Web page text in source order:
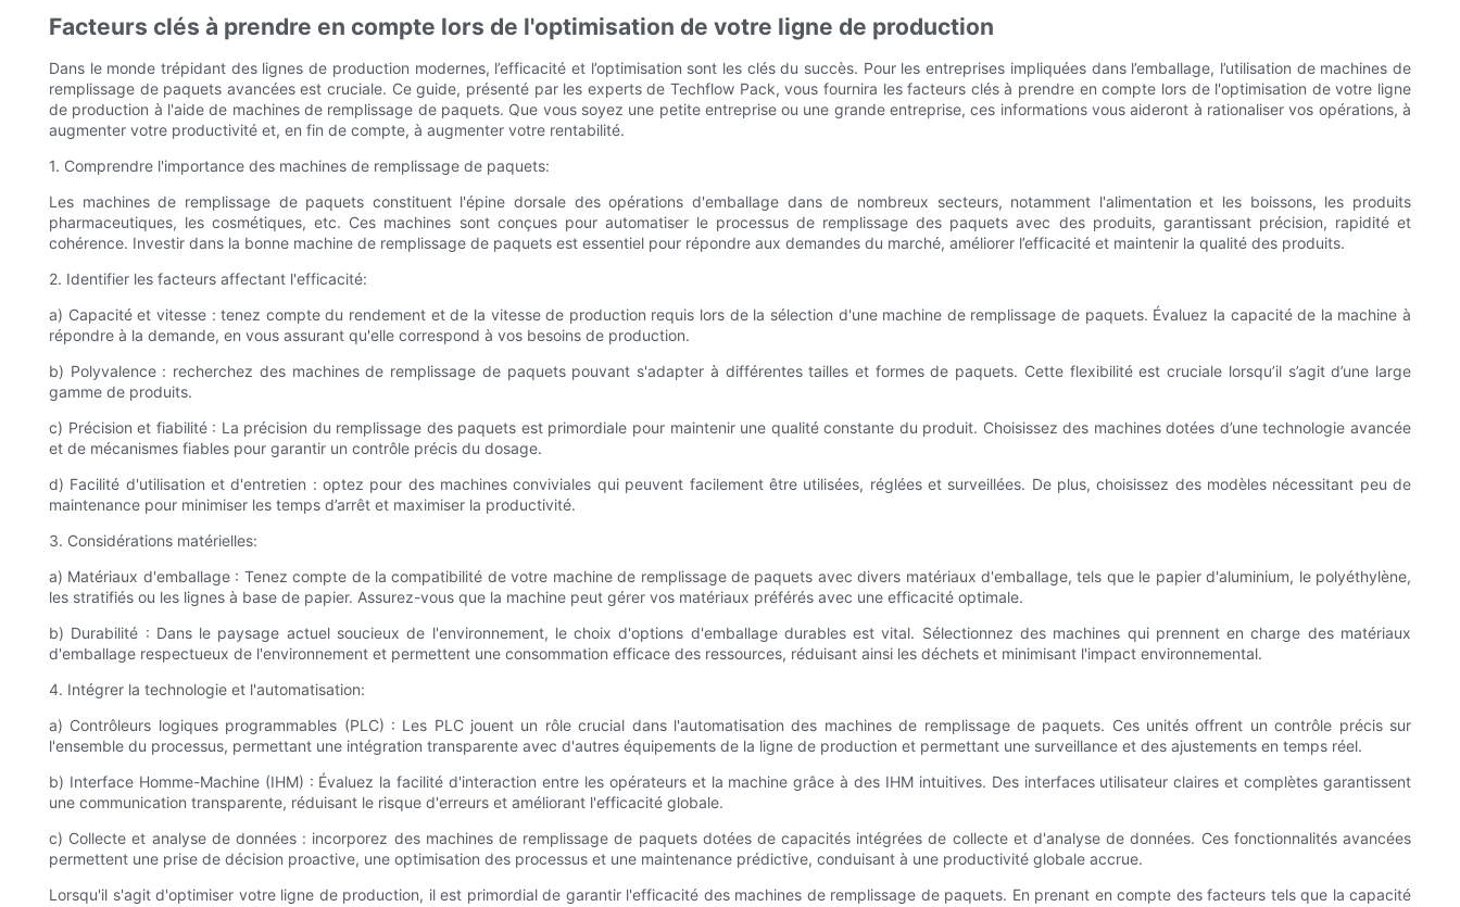
Facteurs clés à prendre en compte lors de l'optimisation de votre ligne de production
Dans le monde trépidant des lignes de production modernes, l’efficacité et l’optimisation sont les clés du succès. Pour les entreprises impliquées dans l’emballage, l’utilisation de machines de
remplissage de paquets avancées est cruciale. Ce guide, présenté par les experts de Techflow Pack, vous fournira les facteurs clés à prendre en compte lors de l'optimisation de votre ligne
de production à l'aide de machines de remplissage de paquets. Que vous soyez une petite entreprise ou une grande entreprise, ces informations vous aideront à rationaliser vos opérations, à
augmenter votre productivité et, en fin de compte, à augmenter votre rentabilité.
1. Comprendre l'importance des machines de remplissage de paquets:
Les machines de remplissage de paquets constituent l'épine dorsale des opérations d'emballage dans de nombreux secteurs, notamment l'alimentation et les boissons, les produits
pharmaceutiques, les cosmétiques, etc. Ces machines sont conçues pour automatiser le processus de remplissage des paquets avec des produits, garantissant précision, rapidité et
cohérence. Investir dans la bonne machine de remplissage de paquets est essentiel pour répondre aux demandes du marché, améliorer l’efficacité et maintenir la qualité des produits.
2. Identifier les facteurs affectant l'efficacité:
a) Capacité et vitesse : tenez compte du rendement et de la vitesse de production requis lors de la sélection d'une machine de remplissage de paquets. Évaluez la capacité de la machine à
répondre à la demande, en vous assurant qu'elle correspond à vos besoins de production.
b) Polyvalence : recherchez des machines de remplissage de paquets pouvant s'adapter à différentes tailles et formes de paquets. Cette flexibilité est cruciale lorsqu’il s’agit d’une large
gamme de produits.
c) Précision et fiabilité : La précision du remplissage des paquets est primordiale pour maintenir une qualité constante du produit. Choisissez des machines dotées d’une technologie avancée
et de mécanismes fiables pour garantir un contrôle précis du dosage.
d) Facilité d'utilisation et d'entretien : optez pour des machines conviviales qui peuvent facilement être utilisées, réglées et surveillées. De plus, choisissez des modèles nécessitant peu de
maintenance pour minimiser les temps d’arrêt et maximiser la productivité.
3. Considérations matérielles:
a) Matériaux d'emballage : Tenez compte de la compatibilité de votre machine de remplissage de paquets avec divers matériaux d'emballage, tels que le papier d'aluminium, le polyéthylène,
les stratifiés ou les lignes à base de papier. Assurez-vous que la machine peut gérer vos matériaux préférés avec une efficacité optimale.
b) Durabilité : Dans le paysage actuel soucieux de l'environnement, le choix d'options d'emballage durables est vital. Sélectionnez des machines qui prennent en charge des matériaux
d'emballage respectueux de l'environnement et permettent une consommation efficace des ressources, réduisant ainsi les déchets et minimisant l'impact environnemental.
4. Intégrer la technologie et l'automatisation:
a) Contrôleurs logiques programmables (PLC) : Les PLC jouent un rôle crucial dans l'automatisation des machines de remplissage de paquets. Ces unités offrent un contrôle précis sur
l'ensemble du processus, permettant une intégration transparente avec d'autres équipements de la ligne de production et permettant une surveillance et des ajustements en temps réel.
b) Interface Homme-Machine (IHM) : Évaluez la facilité d'interaction entre les opérateurs et la machine grâce à des IHM intuitives. Des interfaces utilisateur claires et complètes garantissent
une communication transparente, réduisant le risque d'erreurs et améliorant l'efficacité globale.
c) Collecte et analyse de données : incorporez des machines de remplissage de paquets dotées de capacités intégrées de collecte et d'analyse de données. Ces fonctionnalités avancées
permettent une prise de décision proactive, une optimisation des processus et une maintenance prédictive, conduisant à une productivité globale accrue.
Lorsqu'il s'agit d'optimiser votre ligne de production, il est primordial de garantir l'efficacité des machines de remplissage de paquets. En prenant en compte des facteurs tels que la capacité